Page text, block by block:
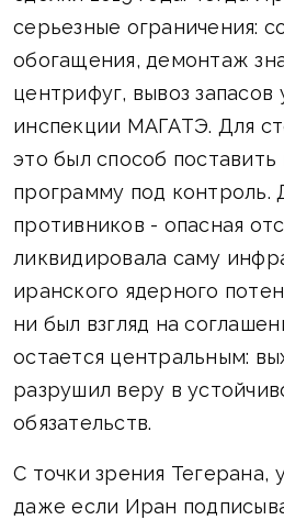
серьезные ограничения:
обогащения, демонтаж
центрифуг, вывоз запасов
инспекции МАГАТЭ. Для
это был способ
программу под контроль.
противников - опасная
ликвидировала саму
иранского ядерного
ни был взгляд на
остается центральным:
разрушил веру в
обязательств.
С точки зрения Тегерана,
даже если Иран